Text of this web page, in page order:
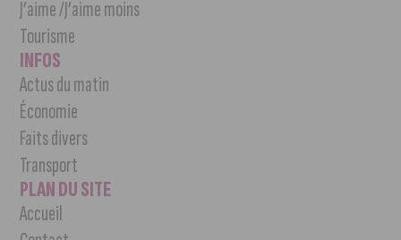
J’aime /J’aime moins
Tourisme
INFOS
Actus du matin
Économie
Faits divers
Transport
PLAN DU SITE
Accueil